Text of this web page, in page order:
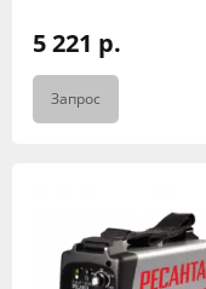
5 221 р.
Запрос